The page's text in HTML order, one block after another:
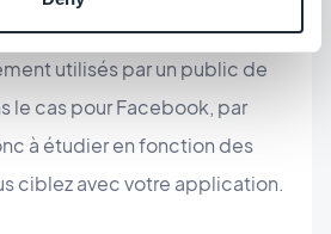
comme Snapchat ou Tik
utilisés par un public de
le cas pour Facebook, par
à étudier en fonction des
ciblez avec votre application.